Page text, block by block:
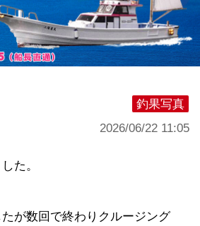
釣果写真
2026/06/22 11:05
た。
が数回で終わりクルージング